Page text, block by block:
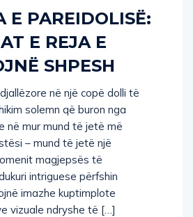
E PAREIDOLISË:
E REJA E
SHPESH
në një copë dolli të
solemn që buron nga
në mur mund të jetë më
– mund të jetë një
magjepsës të
intriguese përfshin
imazhe kuptimplote
vizuale ndryshe të […]